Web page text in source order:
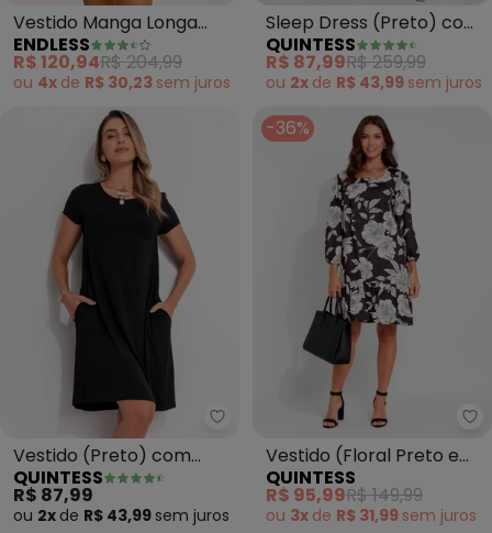
Vestido Manga Longa
Bufante (Preto)
ENDLESS
R$ 120,94R$ 204,99
ou 4x de R$ 30,23 sem juros
Sleep Dress (Preto) com
Alças de Corrente
QUINTESS
R$ 87,99R$ 259,99
ou 2x de R$ 43,99 sem juros
Quintess - Vestido (Preto) com
Vestido (Preto) com
Bolsos e Mangas Curtas
QUINTESS
R$ 87,99
ou 2x de R$ 43,99 sem juros
-36%
Vestido (Floral Preto e
Branco) em Malha Fria
QUINTESS
R$ 95,99R$ 149,99
ou 3x de R$ 31,99 sem juros